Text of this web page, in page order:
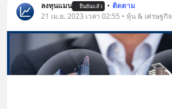
ลงทุนแมน ยืนยันแล้ว • ติดตาม
21 เม.ย. 2023 เวลา 02:55 • หุ้น & เศรษฐกิจ